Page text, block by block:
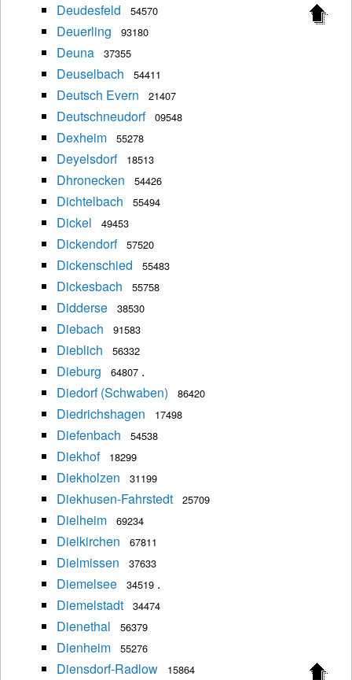
Deudesfeld 54570
Deuerling 93180
Deuna 37355
Deuselbach 54411
Deutsch Evern 21407
Deutschneudorf 09548
Dexheim 55278
Deyelsdorf 18513
Dhronecken 54426
Dichtelbach 55494
Dickel 49453
Dickendorf 57520
Dickenschied 55483
Dickesbach 55758
Didderse 38530
Diebach 91583
Dieblich 56332
Dieburg 64807 .
Diedorf (Schwaben)
86420
Diedrichshagen 17498
Diefenbach 54538
Diekhof 18299
Diekholzen 31199
Diekhusen-Fahrstedt 25709
Dielheim 69234
Dielkirchen 67811
Dielmissen 37633
Diemelsee 34519 .
Diemelstadt
34474
Dienethal 56379
Dienheim 55276
Diensdorf-Radlow 15864